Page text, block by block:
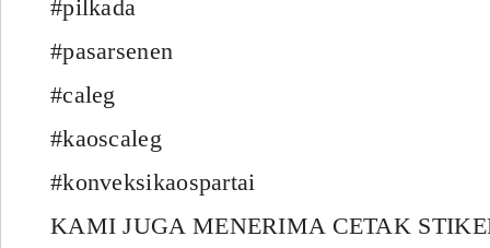
#pilkada
#pasarsenen
#caleg
#kaoscaleg
#konveksikaospartai
KAMI JUGA MENERIMA CETAK